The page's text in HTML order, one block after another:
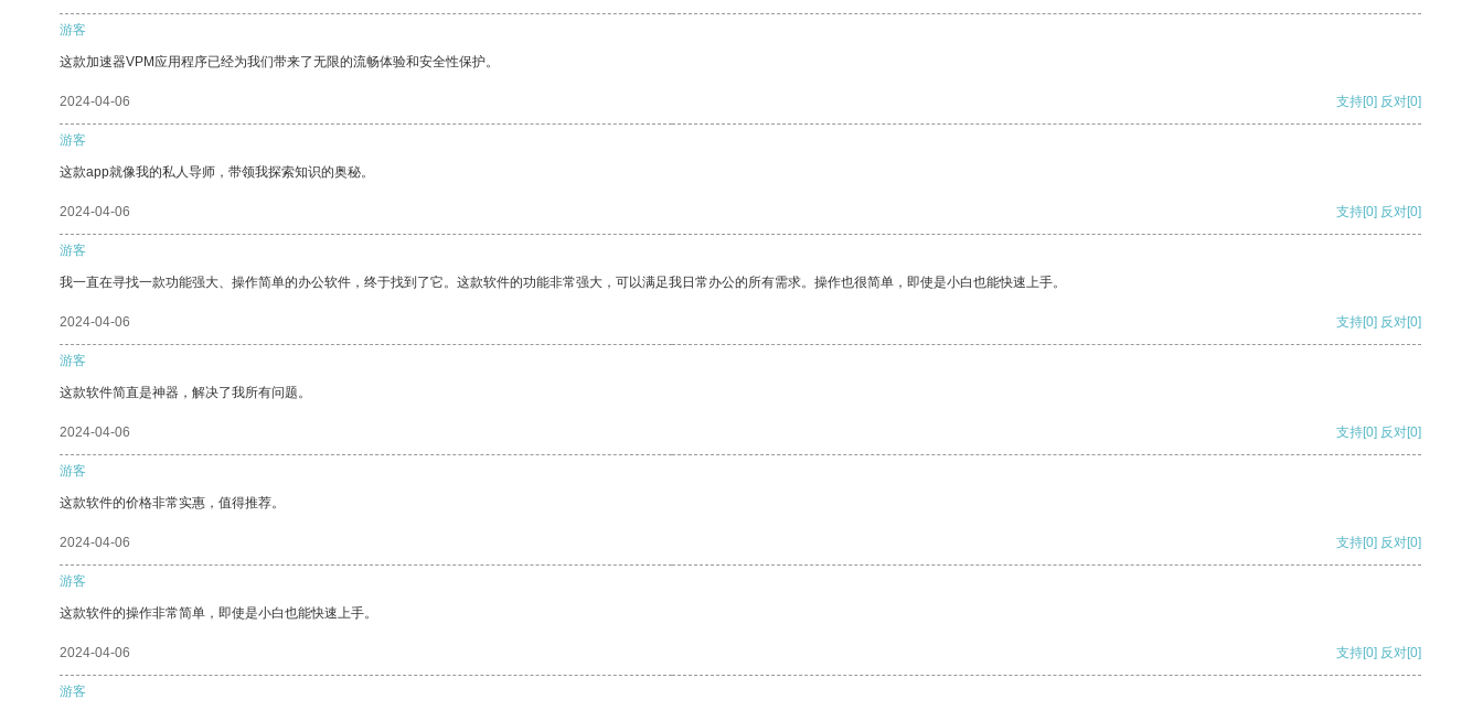
游客
这款加速器VPM应用程序已经为我们带来了无限的流畅体验和安全性保护。
2024-04-06 支持[0] 反对[0]
游客
这款app就像我的私人导师，带领我探索知识的奥秘。
2024-04-06 支持[0] 反对[0]
游客
我一直在寻找一款功能强大、操作简单的办公软件，终于找到了它。这款软件的功能非常强大，可以满足我日常办公的所有需求。操作也很简单，即使是小白也能快速上手。
2024-04-06 支持[0] 反对[0]
游客
这款软件简直是神器，解决了我所有问题。
2024-04-06 支持[0] 反对[0]
游客
这款软件的价格非常实惠，值得推荐。
2024-04-06 支持[0] 反对[0]
游客
这款软件的操作非常简单，即使是小白也能快速上手。
2024-04-06 支持[0] 反对[0]
游客